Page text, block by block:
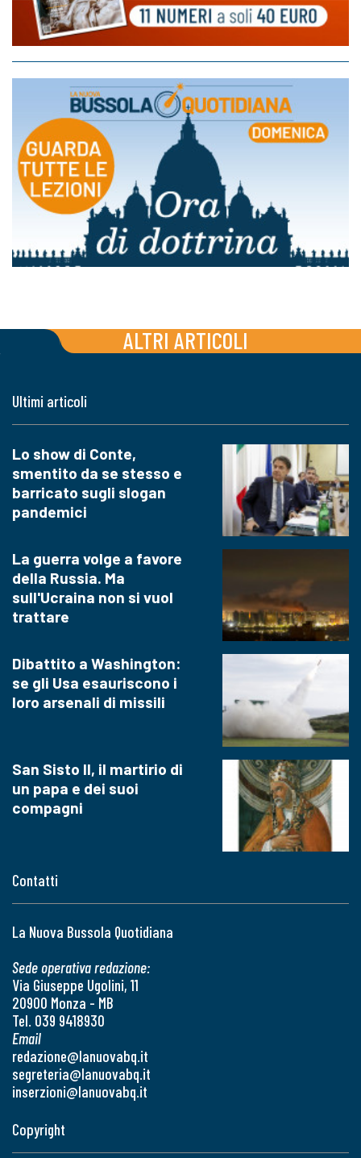
ALTRI ARTICOLI
Contatti
La Nuova Bussola Quotidiana
Sede operativa redazione:
Via Giuseppe Ugolini, 11
20900 Monza - MB
Tel. 039 9418930
Email
redazione@lanuovabq.it
segreteria@lanuovabq.it
inserzioni@lanuovabq.it
Ultimi articoli
Lo show di Conte,
smentito da se stesso e
barricato sugli slogan
pandemici
La guerra volge a favore
della Russia. Ma
sull'Ucraina non si vuol
trattare
Dibattito a Washington:
se gli Usa esauriscono i
loro arsenali di missili
San Sisto II, il martirio di
un papa e dei suoi
compagni
Copyright